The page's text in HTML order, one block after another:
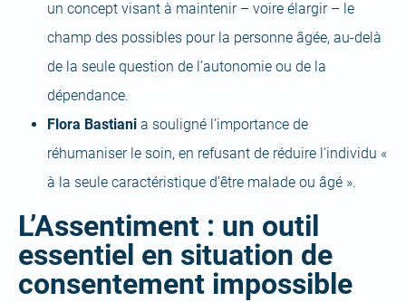
un concept visant à maintenir – voire élargir – le
champ des possibles pour la personne âgée, au-delà
de la seule question de l’autonomie ou de la
dépendance.
Flora Bastiani a souligné l’importance de
réhumaniser le soin, en refusant de réduire l’individu «
à la seule caractéristique d’être malade ou âgé ».
L’Assentiment : un outil
essentiel en situation de
consentement impossible